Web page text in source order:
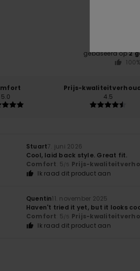
gebaseerd op2
5.0
Prijs-
4.5
Stuart7. juni 2026
Cool, laid back style. Great fit.
Comfort: 5/5 Prijs-
Ik raad dit product aan
Quentin11. november 2025
Haven't tried it yet, but it looks
Comfort: 5/5 Prijs-
Ik raad dit product aan